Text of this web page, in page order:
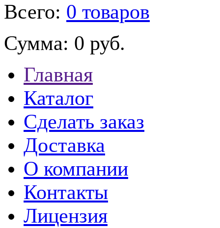
Всего: 0 товаров
Сумма: 0 руб.
Главная
Каталог
Сделать заказ
Доставка
О компании
Контакты
Лицензия